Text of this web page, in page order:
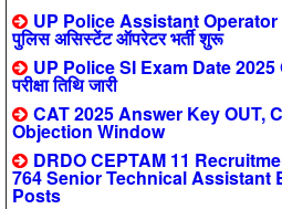
UP Police Assistant Operator
पुलिस असिस्टेंट ऑपरेटर भर्ती शुरू
UP Police SI Exam Date 2025
परीक्षा तिथि जारी
CAT 2025 Answer Key OUT,
Objection Window
DRDO CEPTAM 11
764 Senior Technical Assistant
Posts